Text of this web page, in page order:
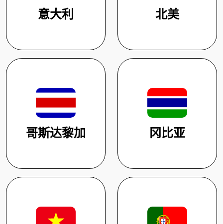
意大利 北美
哥斯达黎加 冈比亚